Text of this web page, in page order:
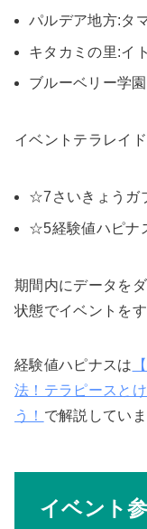
パルデア地方:タ
キタカミの里:イ
ブルーベリー学
イベントテラレイ
☆7さいきょうガ
☆5経験値ハピナ
期間内にデータを
状態でイベントを
経験値ハピナスは
法！テラピースと
う！ で解説していま
イベント